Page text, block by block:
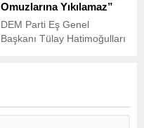
Omuzlarına Yıkılamaz”
DEM Parti Eş Genel
Başkanı Tülay Hatimoğulları